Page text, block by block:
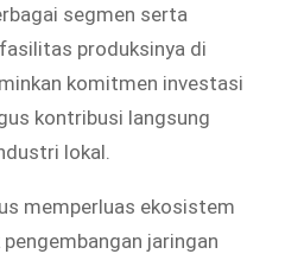
segmen serta
produksinya di
komitmen investasi
kontribusi langsung
lokal.
memperluas ekosistem
jaringan